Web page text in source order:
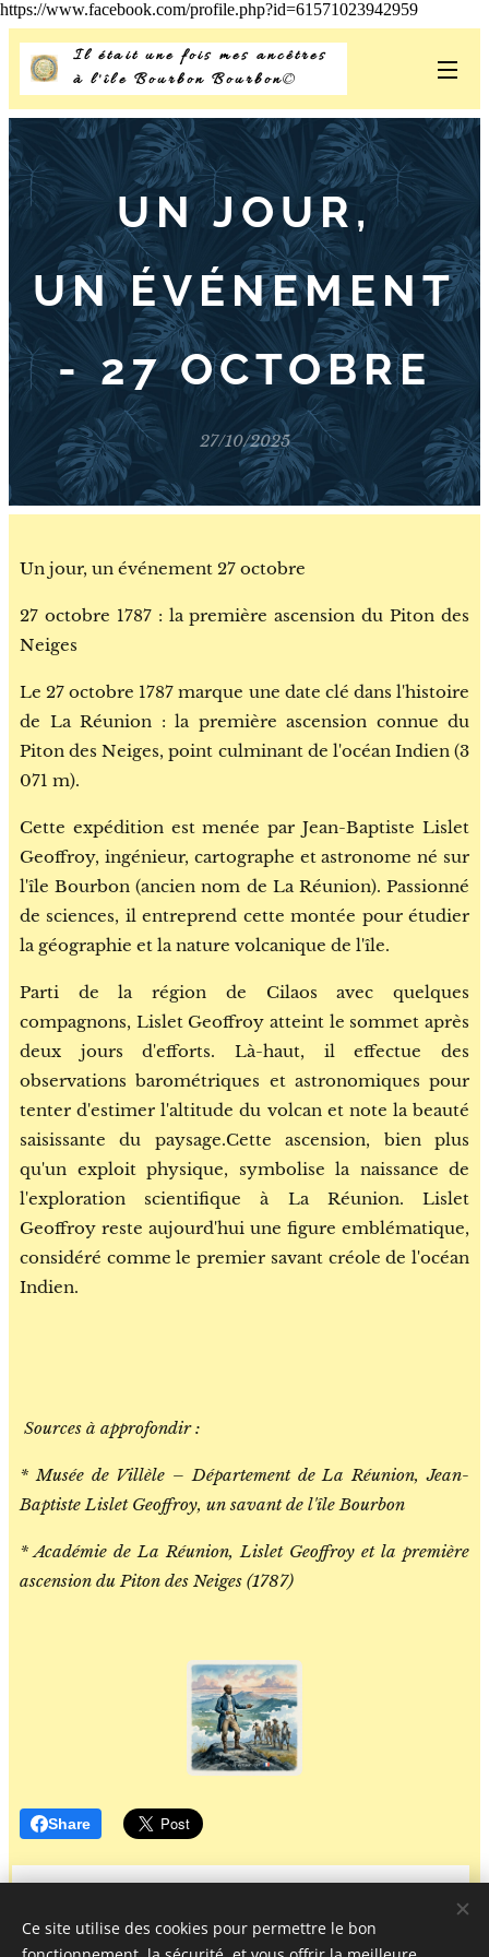
https://www.facebook.com/profile.php?id=61571023942959
Il était une fois mes ancêtres
à l'île Bourbon Bourbon©
UN JOUR,
UN ÉVÉNEMENT
- 27 OCTOBRE
27/10/2025
Un jour, un événement 27 octobre
27 octobre 1787 : la première ascension du Piton des
Neiges
Le 27 octobre 1787 marque une date clé dans l'histoire
de La Réunion : la première ascension connue du
Piton des Neiges, point culminant de l'océan Indien (3
071 m).
Cette expédition est menée par Jean-Baptiste Lislet
Geoffroy, ingénieur, cartographe et astronome né sur
l'île Bourbon (ancien nom de La Réunion). Passionné
de sciences, il entreprend cette montée pour étudier
la géographie et la nature volcanique de l'île.
Parti de la région de Cilaos avec quelques
compagnons, Lislet Geoffroy atteint le sommet après
deux jours d'efforts. Là-haut, il effectue des
observations barométriques et astronomiques pour
tenter d'estimer l'altitude du volcan et note la beauté
saisissante du paysage.Cette ascension, bien plus
qu'un exploit physique, symbolise la naissance de
l'exploration scientifique à La Réunion. Lislet
Geoffroy reste aujourd'hui une figure emblématique,
considéré comme le premier savant créole de l'océan
Indien.
Sources à approfondir :
* Musée de Villèle – Département de La Réunion, Jean-
Baptiste Lislet Geoffroy, un savant de l'île Bourbon
* Académie de La Réunion, Lislet Geoffroy et la première
ascension du Piton des Neiges (1787)
Share
Ce site utilise des cookies pour permettre le bon